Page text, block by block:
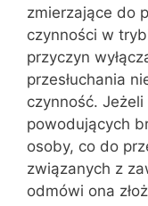
zmierzające do
czynności w
przyczyn
przesłuchania
czynność.
powodujących
osoby, co do
związanych z
odmówi ona